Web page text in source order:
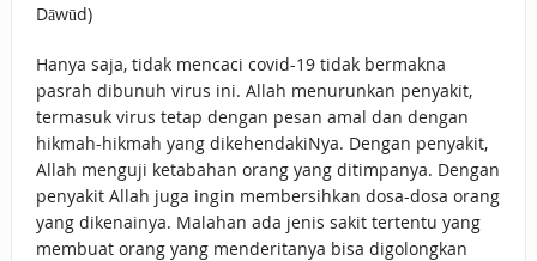
Dāwūd)
Hanya saja, tidak mencaci covid-19 tidak bermakna
pasrah dibunuh virus ini. Allah menurunkan penyakit,
termasuk virus tetap dengan pesan amal dan dengan
hikmah-hikmah yang dikehendakiNya. Dengan penyakit,
Allah menguji ketabahan orang yang ditimpanya. Dengan
penyakit Allah juga ingin membersihkan dosa-dosa orang
yang dikenainya. Malahan ada jenis sakit tertentu yang
membuat orang yang menderitanya bisa digolongkan